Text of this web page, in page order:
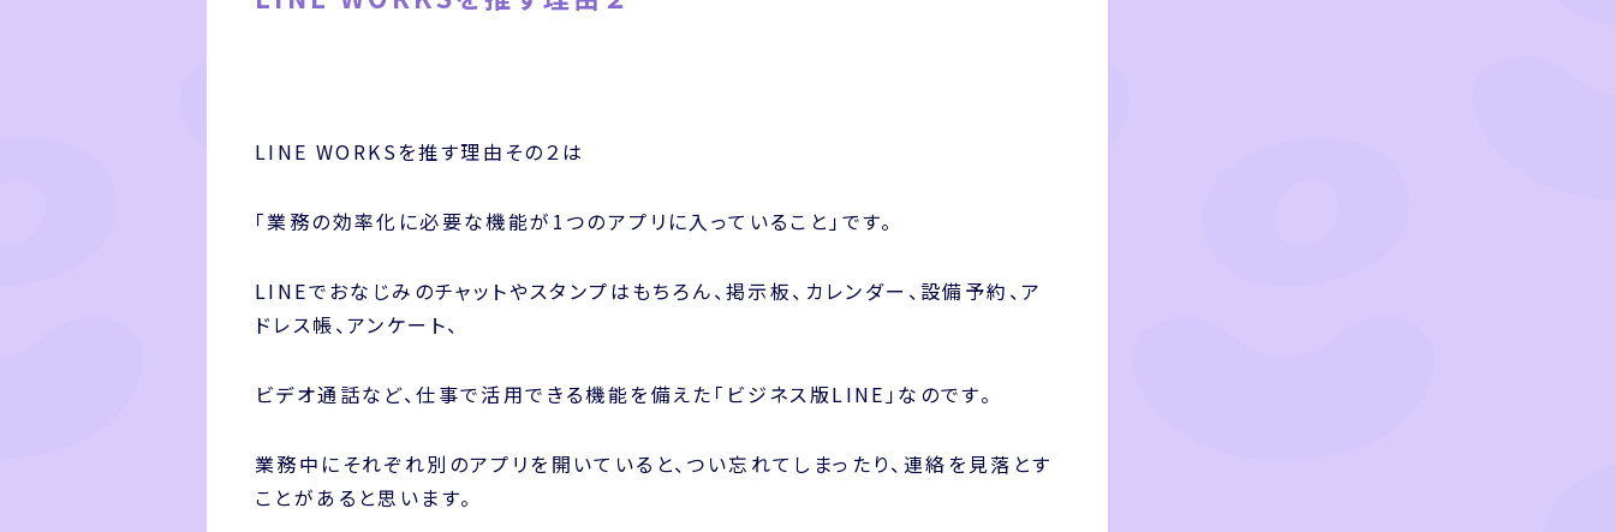
LINE WORKSを推す理由その２は
「業務の効率化に必要な機能が1つのアプリに入っていること」です。
LINEでおなじみのチャットやスタンプはもちろん、掲示板、カレンダー、設備予約、ア
ドレス帳、アンケート、
ビデオ通話など、仕事で活用できる機能を備えた「ビジネス版LINE」なのです。
業務中にそれぞれ別のアプリを開いていると、つい忘れてしまったり、連絡を見落とす
ことがあると思います。